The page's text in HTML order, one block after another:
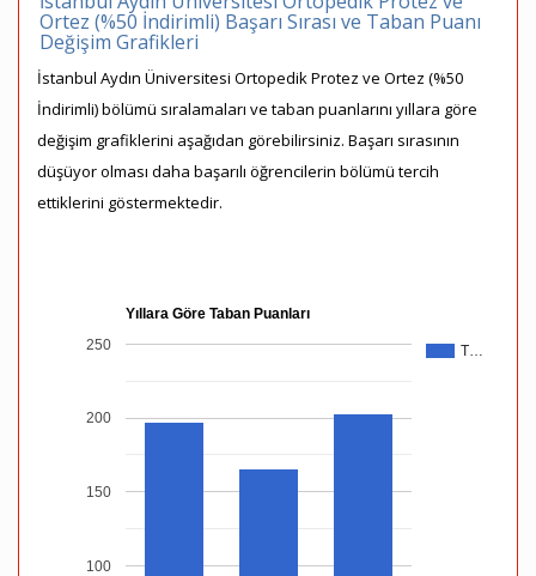
Ortez (%50 İndirimli) Başarı Sırası ve Taban Puanı
Değişim Grafikleri
İstanbul Aydın Üniversitesi Ortopedik Protez ve Ortez (%50
İndirimli) bölümü sıralamaları ve taban puanlarını yıllara göre
değişim grafiklerini aşağıdan görebilirsiniz. Başarı sırasının
düşüyor olması daha başarılı öğrencilerin bölümü tercih
ettiklerini göstermektedir.
Yıllara Göre Taban Puanları
T…
100
150
200
250